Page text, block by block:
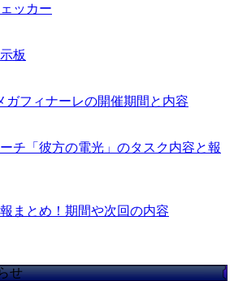
ッカー
板
ガフィナーレの開催期間と内容
チ「彼方の電光」のタスク内容と報
まとめ！期間や次回の内容
せ